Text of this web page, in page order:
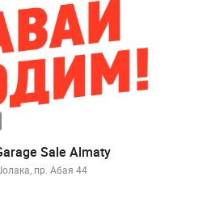
Sale Almaty
пр. Абая 44